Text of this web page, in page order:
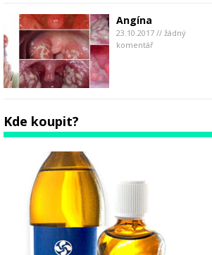
Angína
23.10.2017 // žádný
komentář
Kde koupit?